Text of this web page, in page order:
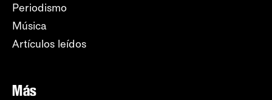
Periodismo
Música
Artículos leídos
Más